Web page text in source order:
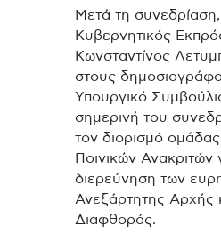
Μετά τη
Κυβερνητικός
Κωνσταντίνος
στους
Υπουργικό
σημερινή του
τον διορισμό
Ποινικών Ανακριτών
διερεύνηση των
Ανεξάρτητης Αρχής
Διαφθοράς.